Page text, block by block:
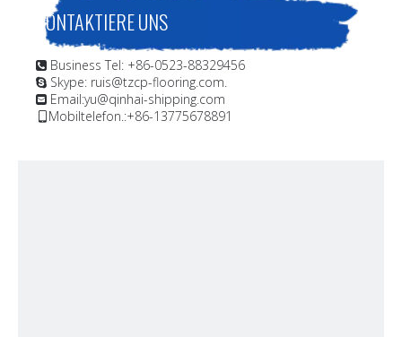
KONTAKTIERE UNS
 Business Tel: +86-0523-88329456
 Skype: ruis@tzcp-flooring.com.
 Email:yu@qinhai-shipping.com
Mobiltelefon.:+86-13775678891